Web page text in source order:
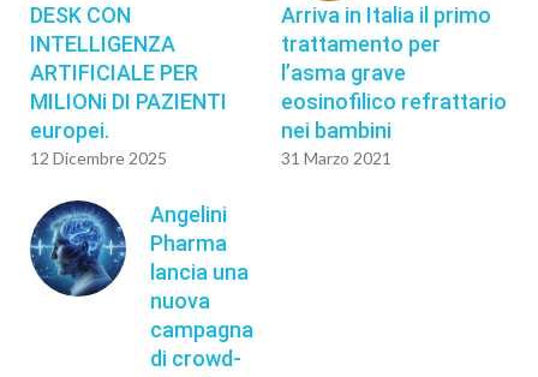
DESK CON
INTELLIGENZA
ARTIFICIALE PER
MILIONi DI PAZIENTI
europei.
12 Dicembre 2025
Arriva in Italia il primo
trattamento per
l’asma grave
eosinofilico refrattario
nei bambini
31 Marzo 2021
Angelini
Pharma
lancia una
nuova
campagna
di crowd-